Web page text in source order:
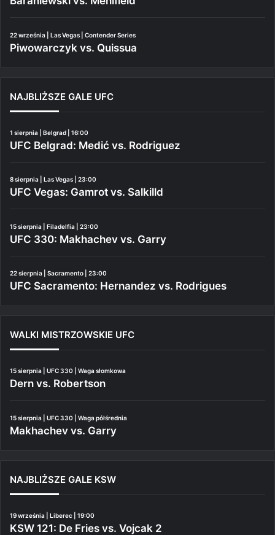
22 września | Las Vegas | Contender Series
Piwowarczyk vs. Quissua
NAJBLIŻSZE GALE UFC
1 sierpnia | Belgrad | 16:00
UFC Belgrad: Medić vs. Rodriguez
8 sierpnia | Las Vegas | 23:00
UFC Vegas: Gamrot vs. Salkilld
15 sierpnia | Filadelfia | 23:00
UFC 330: Makhachev vs. Garry
22 sierpnia | Sacramento | 23:00
UFC Sacramento: Hernandez vs. Rodrigues
WALKI MISTRZOWSKIE UFC
15 sierpnia | UFC 330 | Waga słomkowa
Dern vs. Robertson
15 sierpnia | UFC 330 | Waga półśrednia
Makhachev vs. Garry
NAJBLIŻSZE GALE KSW
19 września | Liberec | 19:00
KSW 121: De Fries vs. Vojcak 2